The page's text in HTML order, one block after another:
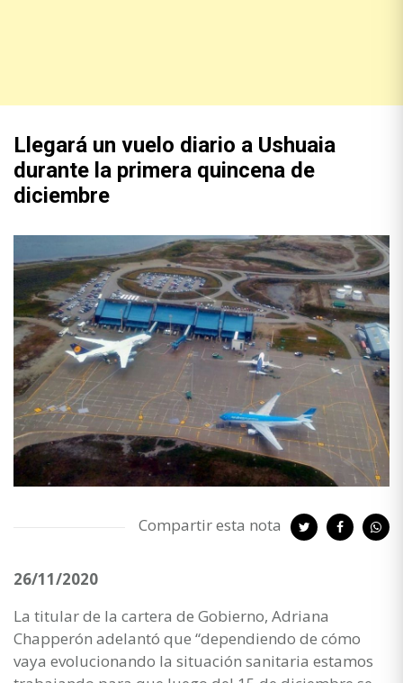
Llegará un vuelo diario a Ushuaia
durante la primera quincena de
diciembre
Compartir esta nota
26/11/2020
La titular de la cartera de Gobierno, Adriana
Chapperón adelantó que “dependiendo de cómo
vaya evolucionando la situación sanitaria estamos